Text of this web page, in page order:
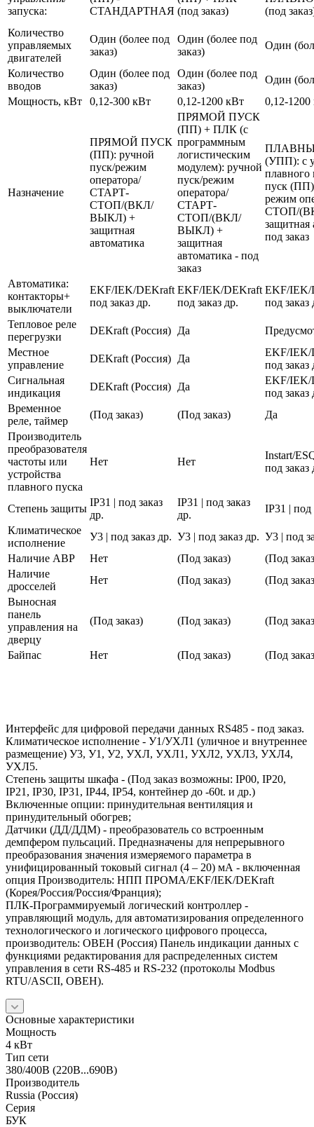
запуска:
СТАНДАРТНАЯ (под заказ)
(под
Количество
управляемых
двигателей
Один (более под
заказ)
Один (более под
заказ)
Один
Количество
вводов
Один (более под
заказ)
Один (более под
заказ)
Один
Мощность, кВт
0,12-300 кВт 0,12-1200 кВт 0,12-1200
Назначение
ПРЯМОЙ ПУСК
(ПП): ручной
пуск/режим
оператора/
СТАРТ-
СТОП/(ВКЛ/
ВЫКЛ) +
защитная
автоматика
ПРЯМОЙ ПУСК
(ПП) + ПЛК (с
программным
логистическим
модулем): ручной
пуск/режим
оператора/
СТАРТ-
СТОП/(ВКЛ/
ВЫКЛ) +
защитная
автоматика - под
заказ
(УПП): с
плавного
пуск
режим
СТОП/
защитная
под заказ
Автоматика:
контакторы+
выключатели
EKF/IEK/DEKraft
под заказ др.
EKF/IEK/DEKraft
под заказ др.
EKF/IEK/
под заказ
Тепловое реле
перегрузки
DEKraft (Россия) Да
Местное
управление
DEKraft (Россия) Да
EKF/IEK/
под заказ
Сигнальная
индикация
DEKraft (Россия) Да
EKF/IEK/
под заказ
Временное
реле, таймер
(Под заказ) (Под заказ)
Да
Производитель
преобразователя
частоты или
устройства
плавного пуска
Нет Нет
Instart/
под заказ
Степень защиты
IP31 | под заказ
др.
IP31 | под заказ
др.
IP31 | под
Климатическое
исполнение
У3 | под заказ др. У3 | под заказ др. У3 | под
Наличие АВР
Нет (Под заказ)
(Под
Наличие
дросселей
Нет (Под заказ)
(Под
Выносная
панель
управления на
дверцу
(Под заказ) (Под заказ) (Под
Байпас Нет (Под заказ) (Под
Интерфейс для цифровой передачи данных RS485 - под заказ.
Климатическое исполнение - У1/УХЛ1 (уличное и внутреннее
размещение) У3, У1, У2, УХЛ, УХЛ1, УХЛ2, УХЛ3, УХЛ4,
УХЛ5.
Степень защиты шкафа - (Под заказ возможны: IP00, IP20,
IP21, IP30, IP31, IP44, IP54, контейнер до -60t. и др.)
Включенные опции: принудительная вентиляция и
принудительный обогрев;
Датчики (ДД/ДДМ) - преобразователь со встроенным
демпфером пульсаций. Предназначены для непрерывного
преобразования значения измеряемого параметра в
унифицированный токовый сигнал (4 – 20) мА - включенная
опция Производитель: НПП ПРОМА/EKF/IEK/DEKraft
(Корея/Россия/Россия/Франция);
ПЛК-Программируемый логический контроллер -
управляющий модуль, для автоматизирования определенного
технологического и логического цифрового процесса,
производитель: ОВЕН (Россия) Панель индикации данных с
функциями редактирования для распределенных систем
управления в сети RS-485 и RS-232 (протоколы Modbus
RTU/ASCII, ОВЕН).
Основные характеристики
Мощность
4 кВт
Тип сети
380/400В (220В...690В)
Производитель
Russia (Россия)
Серия
БУК